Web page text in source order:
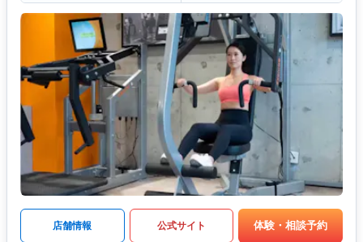
店舗情報 公式サイト 体験・相談予約